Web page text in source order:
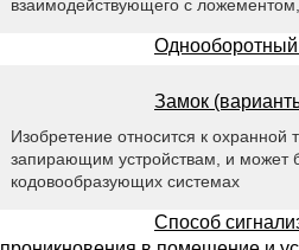
взаимодействующего с
Однооборотный
Замок
Изобретение относится к охранной
запирающим устройствам, и может
кодовообразующих системах
Способ